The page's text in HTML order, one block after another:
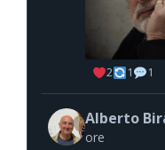
2 1 1
Alberto
ore